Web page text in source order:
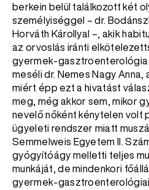
berkein belül találkozott két
személyiséggel – dr.
Horváth Károllyal –, akik
az orvoslás iránti
gyermek-gasztroenterológia
meséli dr. Nemes Nagy Anna,
miért épp ezt a hivatást
meg, még akkor sem, mikor
nevelő nőként kénytelen volt
ügyeleti rendszer miatt
Semmelweis Egyetem II.
gyógyítóágy melletti teljes
munkáját, de mindenkori
gyermek-